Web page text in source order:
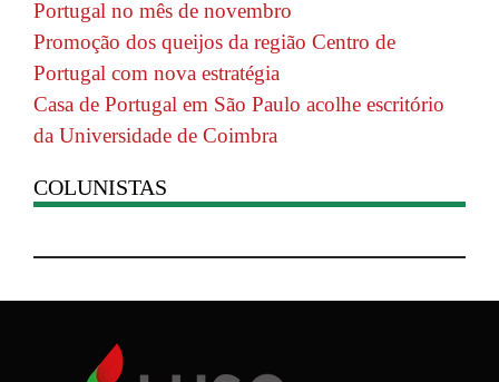
Portugal no mês de novembro
Promoção dos queijos da região Centro de
Portugal com nova estratégia
Casa de Portugal em São Paulo acolhe escritório
da Universidade de Coimbra
COLUNISTAS